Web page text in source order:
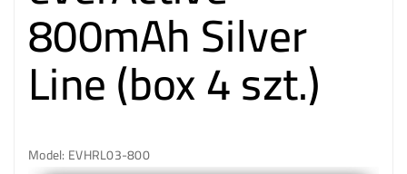
800mAh Silver
Line (box 4 szt.)
Model: EVHRL03-800